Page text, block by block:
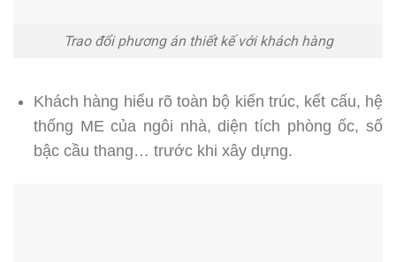
Trao đổi phương án thiết kế với khách hàng
Khách hàng hiểu rõ toàn bộ kiến trúc, kết cấu, hệ
thống ME của ngôi nhà, diện tích phòng ốc, số
bậc cầu thang… trước khi xây dựng.